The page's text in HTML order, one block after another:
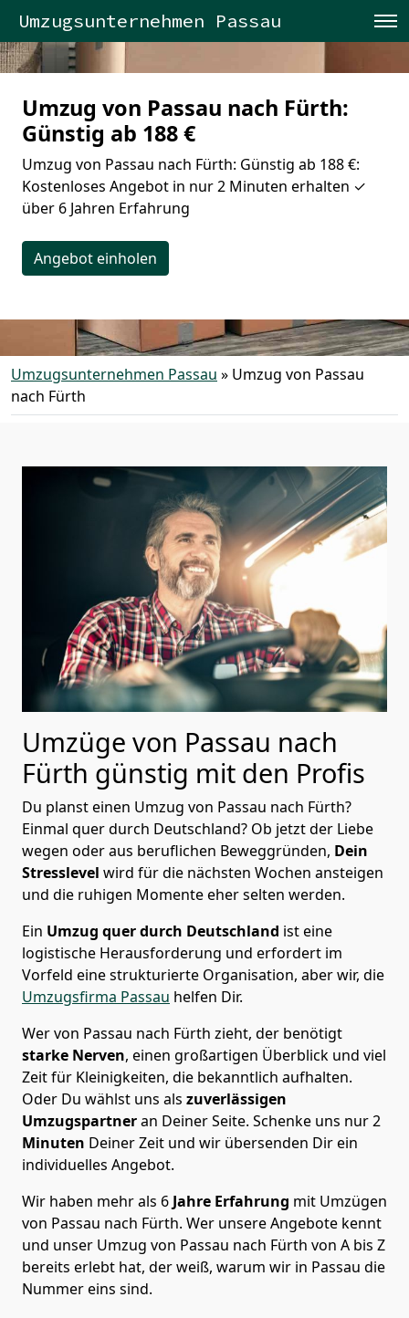
Umzugsunternehmen Passau
Umzug von Passau nach Fürth:
Günstig ab 188 €
Umzug von Passau nach Fürth: Günstig ab 188 €:
Kostenloses Angebot in nur 2 Minuten erhalten ✓
über 6 Jahren Erfahrung
Angebot einholen
Umzugsunternehmen Passau » Umzug von Passau
nach Fürth
Umzüge von Passau nach
Fürth günstig mit den Profis
Du planst einen Umzug von Passau nach Fürth?
Einmal quer durch Deutschland? Ob jetzt der Liebe
wegen oder aus beruflichen Beweggründen, Dein
Stresslevel wird für die nächsten Wochen ansteigen
und die ruhigen Momente eher selten werden.
Ein Umzug quer durch Deutschland ist eine
logistische Herausforderung und erfordert im
Vorfeld eine strukturierte Organisation, aber wir, die
Umzugsfirma Passau helfen Dir.
Wer von Passau nach Fürth zieht, der benötigt
starke Nerven, einen großartigen Überblick und viel
Zeit für Kleinigkeiten, die bekanntlich aufhalten.
Oder Du wählst uns als zuverlässigen
Umzugspartneran Deiner Seite. Schenke uns nur2
Minuten Deiner Zeit und wir übersenden Dir ein
individuelles Angebot.
Wir haben mehr als 6 Jahre Erfahrung mit Umzügen
von Passau nach Fürth. Wer unsere Angebote kennt
und unser Umzug von Passau nach Fürth von A bis Z
bereits erlebt hat, der weiß, warum wir in Passau die
Nummer eins sind.